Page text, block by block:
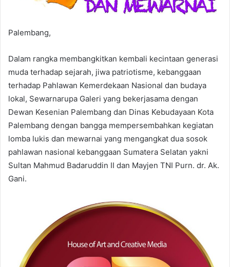
Palembang,
Dalam rangka membangkitkan kembali kecintaan generasi
muda terhadap sejarah, jiwa patriotisme, kebanggaan
terhadap Pahlawan Kemerdekaan Nasional dan budaya
lokal, Sewarnarupa Galeri yang bekerjasama dengan
Dewan Kesenian Palembang dan Dinas Kebudayaan Kota
Palembang dengan bangga mempersembahkan kegiatan
lomba lukis dan mewarnai yang mengangkat dua sosok
pahlawan nasional kebanggaan Sumatera Selatan yakni
Sultan Mahmud Badaruddin II dan Mayjen TNI Purn. dr. Ak.
Gani.